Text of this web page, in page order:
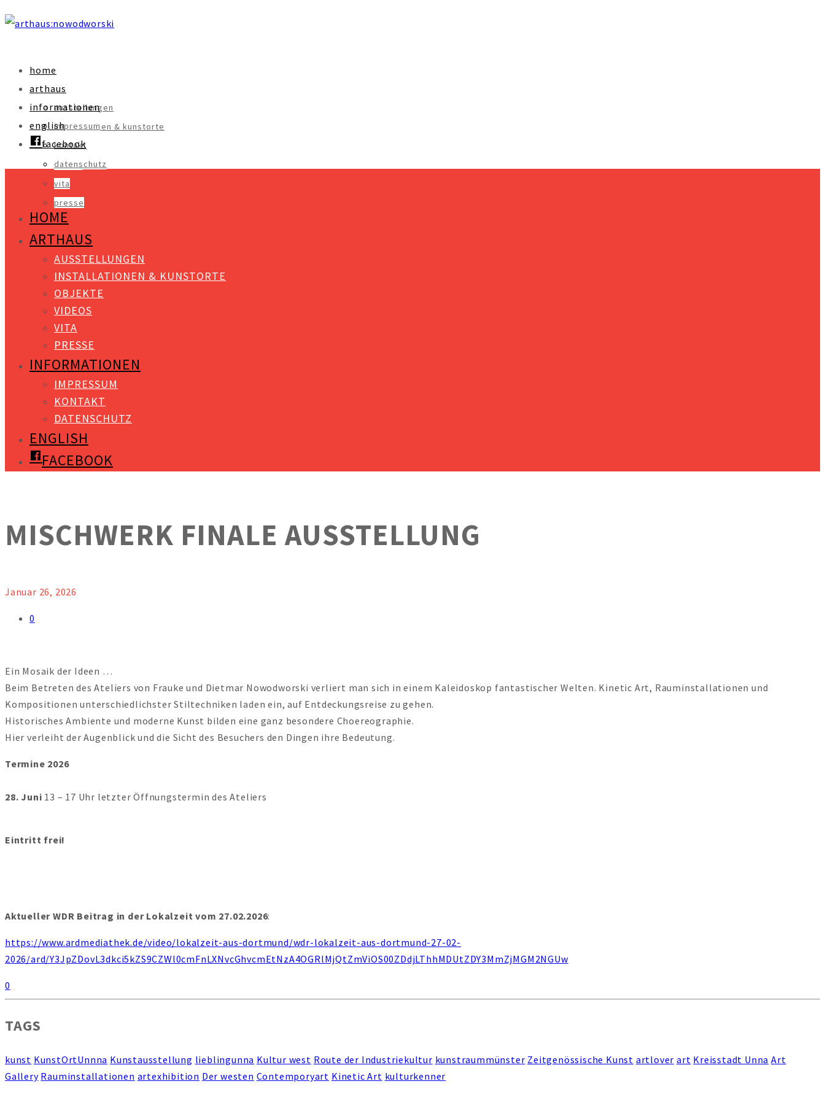
home
arthaus
ausstellungen
installationen & kunstorte
objekte
videos
vita
presse
informationen
impressum
kontakt
datenschutz
english
facebook
HOME
ARTHAUS
AUSSTELLUNGEN
INSTALLATIONEN & KUNSTORTE
OBJEKTE
VIDEOS
VITA
PRESSE
INFORMATIONEN
IMPRESSUM
KONTAKT
DATENSCHUTZ
ENGLISH
FACEBOOK
MISCHWERK FINALE AUSSTELLUNG
Januar 26, 2026
0
Ein Mosaik der Ideen …
Beim Betreten des Ateliers von Frauke und Dietmar Nowodworski verliert man sich in einem Kaleidoskop fantastischer Welten. Kinetic Art, Rauminstallationen und
Kompositionen unterschiedlichster Stiltechniken laden ein, auf Entdeckungsreise zu gehen.
Historisches Ambiente und moderne Kunst bilden eine ganz besondere Choereographie.
Hier verleiht der Augenblick und die Sicht des Besuchers den Dingen ihre Bedeutung.
Termine 2026
28. Juni 13 – 17 Uhr letzter Öffnungstermin des Ateliers
Eintritt frei!
Aktueller WDR Beitrag in der Lokalzeit vom 27.02.2026:
https://www.ardmediathek.de/video/lokalzeit-aus-dortmund/wdr-lokalzeit-aus-dortmund-27-02-
2026/ard/Y3JpZDovL3dkci5kZS9CZWl0cmFnLXNvcGhvcmEtNzA4OGRlMjQtZmViOS00ZDdjLThhMDUtZDY3MmZjMGM2NGUw
0
TAGS
kunst KunstOrtUnnna Kunstausstellung lieblingunna Kultur west Route der Industriekultur kunstraummünster Zeitgenössische Kunst artlover art Kreisstadt Unna Art
Gallery Rauminstallationen artexhibition Der westen Contemporyart Kinetic Art kulturkenner